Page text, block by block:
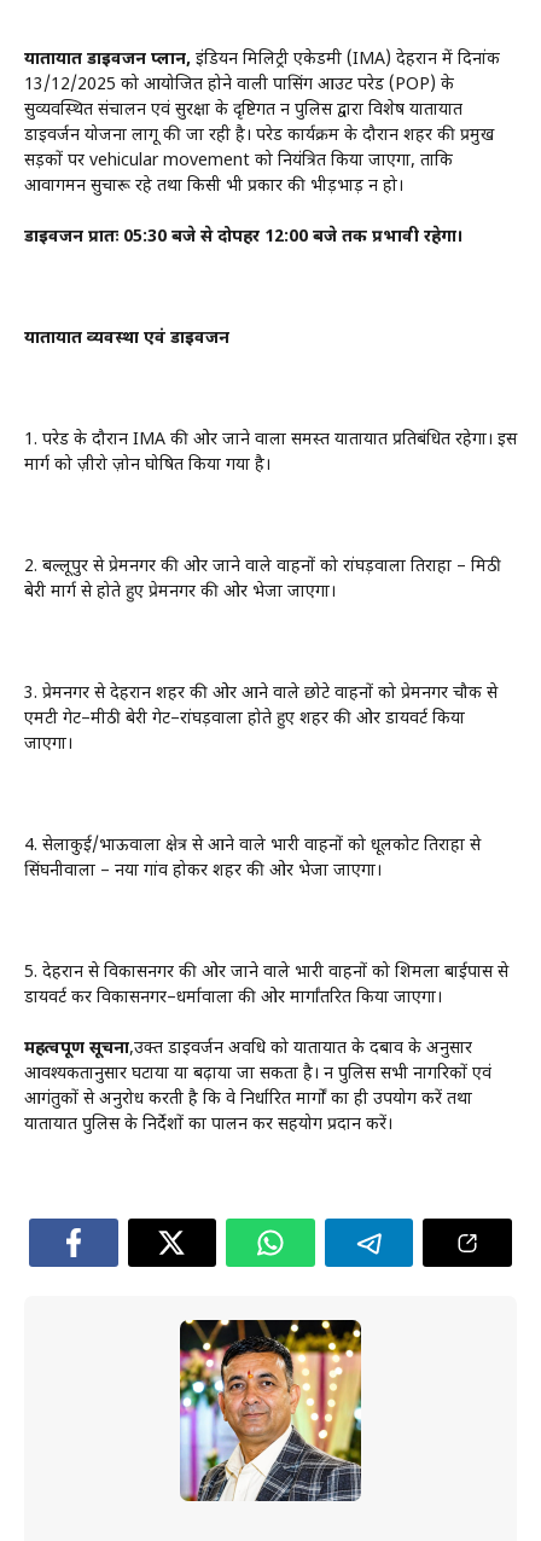
यातायात डाइवर्जन प्लान, इंडियन मिलिट्री एकेडमी (IMA) देहरादून में दिनांक
13/12/2025 को आयोजित होने वाली पासिंग आउट परेड (POP) के
सुव्यवस्थित संचालन एवं सुरक्षा के दृष्टिगत दून पुलिस द्वारा विशेष यातायात
डाइवर्जन योजना लागू की जा रही है। परेड कार्यक्रम के दौरान शहर की प्रमुख
सड़कों पर vehicular movement को नियंत्रित किया जाएगा, ताकि
आवागमन सुचारू रहे तथा किसी भी प्रकार की भीड़भाड़ न हो।
डाइवर्जन प्रातः 05:30 बजे से दोपहर 12:00 बजे तक प्रभावी रहेगा।
यातायात व्यवस्था एवं डाइवर्जन
1. परेड के दौरान IMA की ओर जाने वाला समस्त यातायात प्रतिबंधित रहेगा। इस
मार्ग को ज़ीरो ज़ोन घोषित किया गया है।
2. बल्लूपुर से प्रेमनगर की ओर जाने वाले वाहनों को रांघड़वाला तिराहा – मिठी
बेरी मार्ग से होते हुए प्रेमनगर की ओर भेजा जाएगा।
3. प्रेमनगर से देहरादून शहर की ओर आने वाले छोटे वाहनों को प्रेमनगर चौक से
एमटी गेट–मीठी बेरी गेट–रांघड़वाला होते हुए शहर की ओर डायवर्ट किया
जाएगा।
4. सेलाकुई/भाऊवाला क्षेत्र से आने वाले भारी वाहनों को धूलकोट तिराहा से
सिंघनीवाला – नया गांव होकर शहर की ओर भेजा जाएगा।
5. देहरादून से विकासनगर की ओर जाने वाले भारी वाहनों को शिमला बाईपास से
डायवर्ट कर विकासनगर–धर्मावाला की ओर मार्गांतरित किया जाएगा।
महत्वपूर्ण सूचना,उक्त डाइवर्जन अवधि को यातायात के दबाव के अनुसार
आवश्यकतानुसार घटाया या बढ़ाया जा सकता है। दून पुलिस सभी नागरिकों एवं
आगंतुकों से अनुरोध करती है कि वे निर्धारित मार्गों का ही उपयोग करें तथा
यातायात पुलिस के निर्देशों का पालन कर सहयोग प्रदान करें।